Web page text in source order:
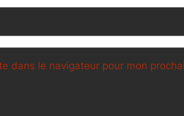
dans le navigateur pour mon